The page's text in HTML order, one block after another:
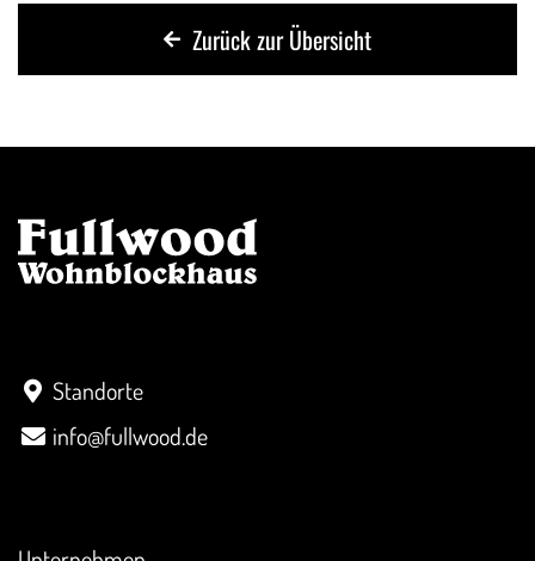
Zurück zur Übersicht
Standorte
info@fullwood.de